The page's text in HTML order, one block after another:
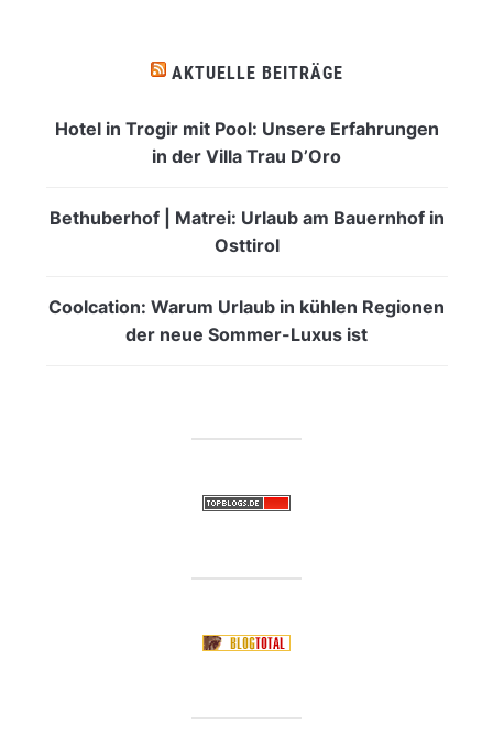
AKTUELLE BEITRÄGE
Hotel in Trogir mit Pool: Unsere Erfahrungen
in der Villa Trau D’Oro
Bethuberhof | Matrei: Urlaub am Bauernhof in
Osttirol
Coolcation: Warum Urlaub in kühlen Regionen
der neue Sommer-Luxus ist